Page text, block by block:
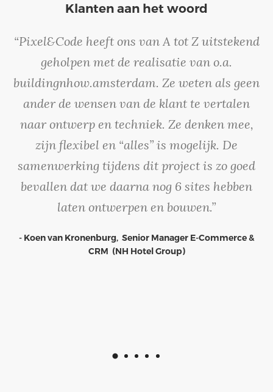
Klanten aan het woord
“Pixel&Code heeft ons van A tot Z uitstekend
geholpen met de realisatie van o.a.
buildingnhow.amsterdam. Ze weten als geen
ander de wensen van de klant te vertalen
naar ontwerp en techniek. Ze denken mee,
zijn flexibel en “alles” is mogelijk. De
samenwerking tijdens dit project is zo goed
bevallen dat we daarna nog 6 sites hebben
laten ontwerpen en bouwen.”
- Koen van Kronenburg, Senior Manager E-Commerce &
CRM (NH Hotel Group)